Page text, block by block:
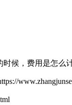
，费用是怎么